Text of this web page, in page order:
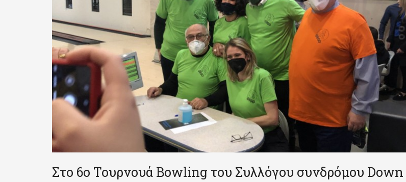
Στο 6ο Τουρνουά Bowling του Συλλόγου συνδρόμου Down